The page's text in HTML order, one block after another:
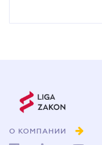
О КОМПАНИИ